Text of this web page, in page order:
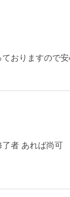
おりますので
了者 あれば尚可